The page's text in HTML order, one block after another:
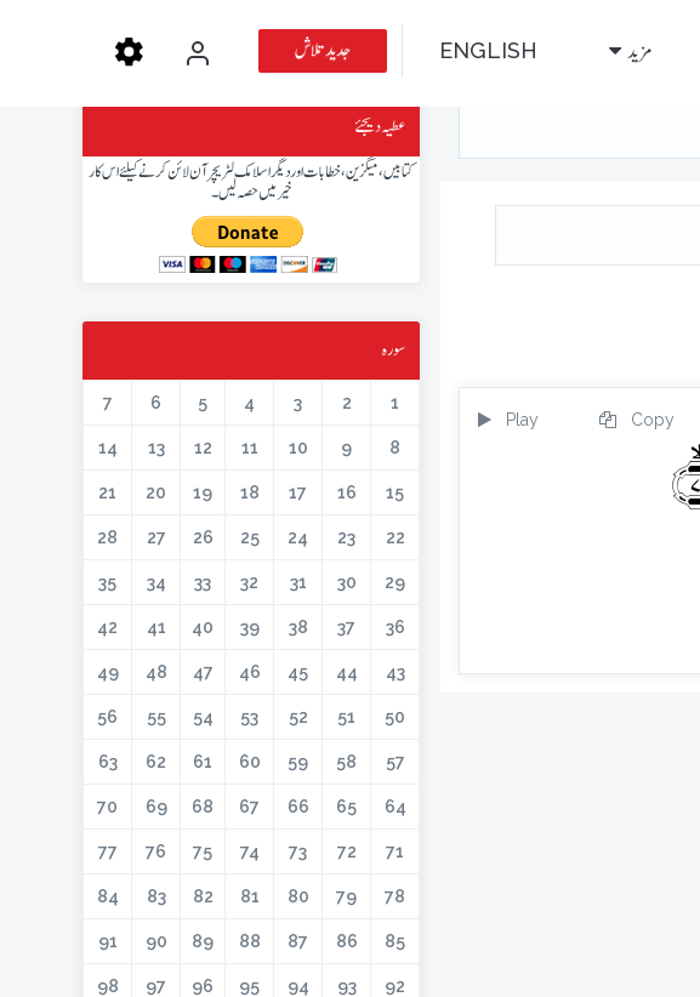
مزید ENGLISH جدید تلاش
Play Copy
عطیہ دیجئے
کتابیں، میگزین، خطابات اور دیگر اسلامک لٹریچر آن لائن کرنے کیلئے اس کار
خیر میں حصہ لیں۔
سورہ
1
2
3
4
5
6
7
8
9
10
11
12
13
14
15
16
17
18
19
20
21
22
23
24
25
26
27
28
29
30
31
32
33
34
35
36
37
38
39
40
41
42
43
44
45
46
47
48
49
50
51
52
53
54
55
56
57
58
59
60
61
62
63
64
65
66
67
68
69
70
71
72
73
74
75
76
77
78
79
80
81
82
83
84
85
86
87
88
89
90
91
92
93
94
95
96
97
98